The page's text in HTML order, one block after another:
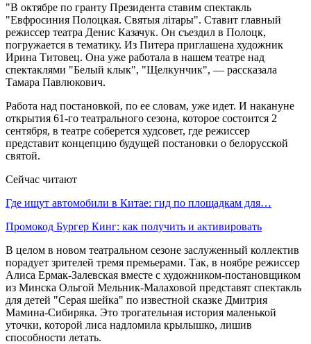
"В октябре по гранту Президента ставим спектакль
"Евфросиния Полоцкая. Святыя літары". Ставит главный
режиссер театра Денис Казачук. Он съездил в Полоцк,
погружается в тематику. Из Питера приглашена художник
Ирина Титовец. Она уже работала в нашем театре над
спектаклями "Белый клык", "Щелкунчик", — рассказала
Тамара Павлюкович.
Работа над постановкой, по ее словам, уже идет. И накануне
открытия 61-го театрального сезона, которое состоится 2
сентября, в театре соберется худсовет, где режиссер
представит концепцию будущей постановки о белорусской
святой.
Сейчас читают
Где ищут автомобили в Китае: гид по площадкам для…
Промокод Бургер Кинг: как получить и активировать
В целом в новом театральном сезоне заслуженный коллектив
порадует зрителей тремя премьерами. Так, в ноябре режиссер
Алиса Ермак-Залевская вместе с художником-постановщиком
из Минска Ольгой Мельник-Малаховой представят спектакль
для детей "Серая шейка" по известной сказке Дмитрия
Мамина-Сибиряка. Это трогательная история маленькой
уточки, которой лиса надломила крылышко, лишив
способности летать.